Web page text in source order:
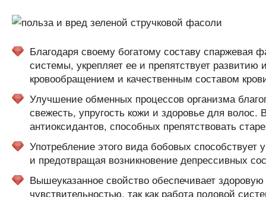
Благодаря своему богатому составу спаржевая
системы, укрепляет ее и препятствует
кровообращением и качественным составом
Улучшение обменных процессов организма
свежесть, упругость кожи и здоровье для
антиоксидантов, способных препятствовать
Употребление этого вида бобовых
и предотвращая возникновение депрессивных
Вышеуказанное свойство обеспечивает
чувствительностью, так как работа половой